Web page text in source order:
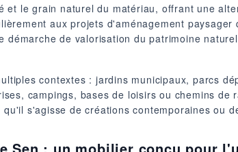
le grain naturel du matériau, offrant une
aux projets d'aménagement
démarche de valorisation du patrimoine
contextes : jardins municipaux, parcs
campings, bases de loisirs ou chemins de
s'agisse de créations contemporaines ou